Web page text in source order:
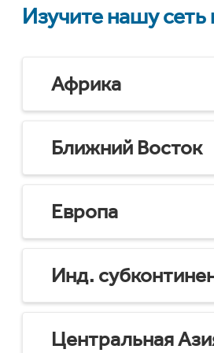
Изучите нашу
Африка
Ближний Восток
Европа
Инд.
Центральная